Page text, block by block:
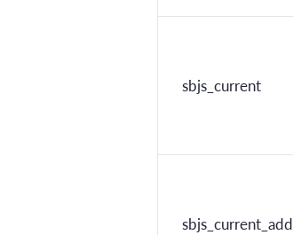
sbjs_current
sbjs_current_add